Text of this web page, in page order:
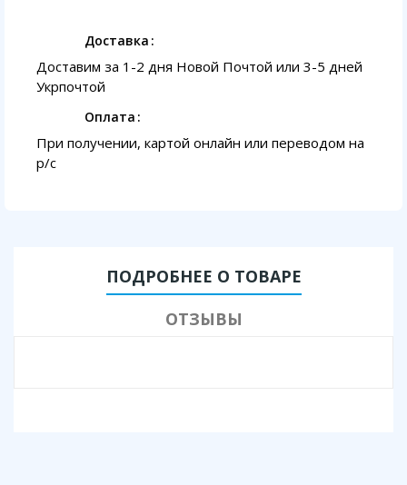
Доставка
Доставим за 1-2 дня Новой Почтой или 3-5 дней
Укрпочтой
Оплата
При получении, картой онлайн или переводом на
p/с
ПОДРОБНЕЕ О ТОВАРЕ
ОТЗЫВЫ